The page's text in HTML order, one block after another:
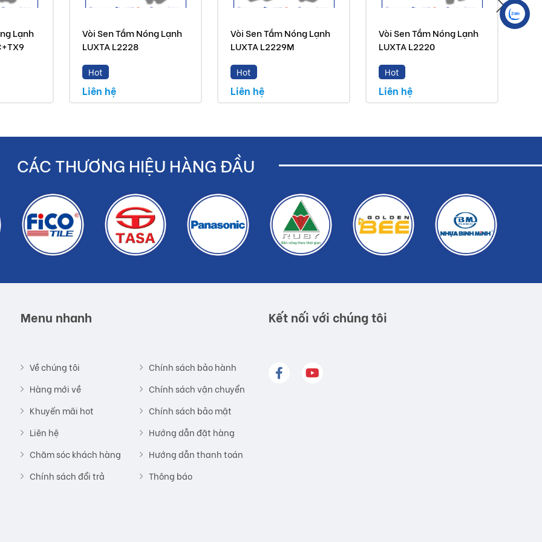
hãng.
Lạnh
Vòi Sen Tắm Nóng Lạnh
LUXTA L2228
Hot
Liên hệ
Vòi Sen Tắm Nóng Lạnh
LUXTA L2229M
Hot
Liên hệ
Vòi Sen Tắm Nóng Lạnh
LUXTA L2220
Hot
Liên hệ
CÁC THƯƠNG HIỆU HÀNG ĐẦU
Menu nhanh
Về chúng tôi
Hàng mới về
Khuyến mãi hot
Liên hệ
Chăm sóc khách hàng
Chính sách đổi trả
Chính sách bảo hành
Chính sách vận chuyển
Chính sách bảo mật
Hướng dẫn đặt hàng
Hướng dẫn thanh toán
Thông báo
Kết nối với chúng tôi